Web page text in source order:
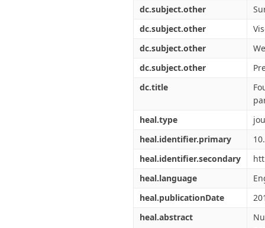
dc.subject.other
dc.subject.other
dc.subject.other
dc.subject.other
dc.title
heal.type
heal.identifier.primary
heal.identifier.secondary
heal.language
heal.publicationDate
heal.abstract